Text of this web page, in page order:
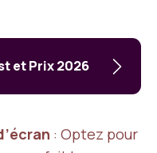
et Prix 2026
: Optez pour